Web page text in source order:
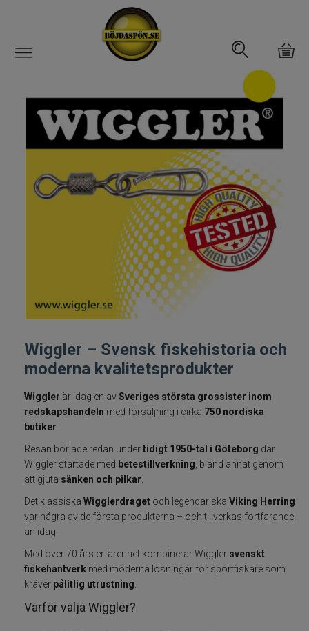
Abborrfemman
Rullar
Småplock
Tillbehör
Flugfiske
Vinterfiske
Trolling
Specimenfiske
Wiggler – Svensk fiskehistoria och
moderna kvalitetsprodukter
Wiggler är idag en avSveriges största grossister inom
redskapshandeln med försäljning i cirka 750 nordiska
butiker.
Resan började redan undertidigt 1950-tal i Göteborg där
Wiggler startade med betestillverkning, bland annat genom
att gjuta sänken och pilkar.
Det klassiska Wigglerdraget och legendariska Viking Herring
var några av de första produkterna – och tillverkas fortfarande
än idag.
Med över 70 års erfarenhet kombinerar Wiggler svenskt
fiskehantverk med moderna lösningar för sportfiskare som
kräver pålitlig utrustning.
Varför välja Wiggler?